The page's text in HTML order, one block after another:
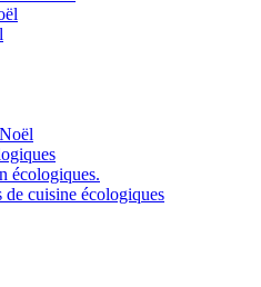
écologiques.
de cuisine écologiques